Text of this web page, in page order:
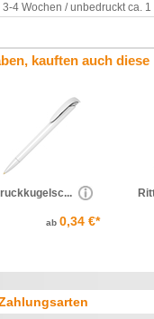
3-4 Wochen / unbedruckt ca. 1
kauften auch
ab 0,34 €*